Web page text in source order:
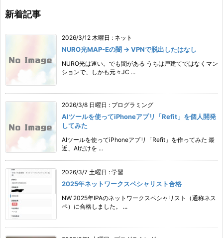
新着記事
2026/3/12 木曜日 : ネット
NURO光MAP-Eの闇 → VPNで脱出したはなし
NURO光は速い。でも闇がある うちは戸建てではなくマン
ションで、しかも元々JC ...
2026/3/8 日曜日 : プログラミング
AIツールを使ってiPhoneアプリ「Refit」を個人開発
してみた
AIツールを使ってiPhoneアプリ「Refit」を作ってみた 最
近、AIだけを ...
2026/3/7 土曜日 : 学習
2025年ネットワークスペシャリスト合格
NW 2025年IPAのネットワークスペシャリスト（通称ネス
ペ）に合格しました。 ...